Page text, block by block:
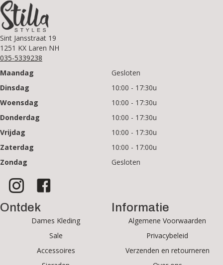
Sint Jansstraat 19
1251 KX Laren NH
035-5339238
Maandag
Gesloten
Dinsdag
10:00 - 17:30u
Woensdag
10:00 - 17:30u
Donderdag
10:00 - 17:30u
Vrijdag
10:00 - 17:30u
Zaterdag
10:00 - 17:00u
Zondag
Gesloten
Ontdek
Dames Kleding
Sale
Accessoires
Informatie
Algemene Voorwaarden
Privacybeleid
Verzenden en retourneren